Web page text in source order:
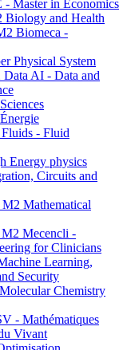
Master in Economics
and Health
Biomeca -
Physical System
AI - Data and
- Fluid
Energy physics
Circuits and
Mathematical
Mecencli -
for Clinicians
Learning,
Security
Chemistry
- Mathématiques
Vivant